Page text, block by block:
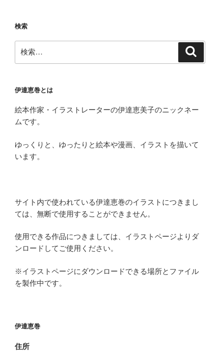
検索
索:
伊達恵巻とは
絵本作家・イラストレーターの伊達恵美子のニックネー
ムです。
ゆっくりと、ゆったりと絵本や漫画、イラストを描いて
います。
サイト内で使われている伊達恵巻のイラストにつきまし
ては、無断で使用することができません。
使用できる作品につきましては、イラストページよりダ
ンロードしてご使用ください。
※イラストページにダウンロードできる場所とファイル
を製作中です。
伊達恵巻
住所